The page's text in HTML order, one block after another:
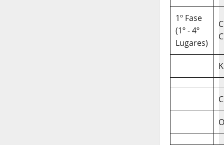
1º Fase
(1º - 4º
Lugares)
C